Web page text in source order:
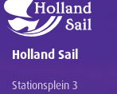
Holland Sail
Stationsplein 3